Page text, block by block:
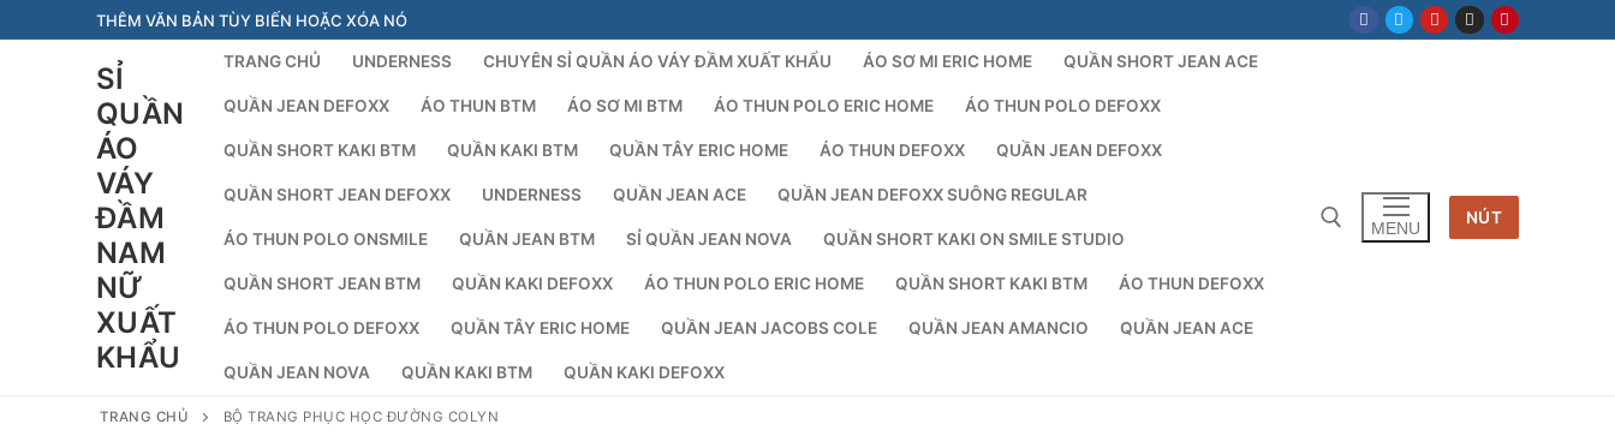
đến
THÊM VĂN BẢN TÙY BIẾN HOẶC XÓA NÓ
SỈ
QUẦN
ÁO
VÁY
ĐẦM
NAM
NỮ
XUẤT
KHẨU
TRANG CHỦ UNDERNESS CHUYÊN SỈ QUẦN ÁO VÁY ĐẦM XUẤT KHẨU ÁO SƠ MI ERIC HOME QUẦN SHORT JEAN ACE
QUẦN JEAN DEFOXX ÁO THUN BTM ÁO SƠ MI BTM ÁO THUN POLO ERIC HOME ÁO THUN POLO DEFOXX
QUẦN SHORT KAKI BTM QUẦN KAKI BTM QUẦN TÂY ERIC HOME ÁO THUN DEFOXX QUẦN JEAN DEFOXX
QUẦN SHORT JEAN DEFOXX UNDERNESS QUẦN JEAN ACE QUẦN JEAN DEFOXX SUÔNG REGULAR
ÁO THUN POLO ONSMILE QUẦN JEAN BTM SỈ QUẦN JEAN NOVA QUẦN SHORT KAKI ON SMILE STUDIO
QUẦN SHORT JEAN BTM QUẦN KAKI DEFOXX ÁO THUN POLO ERIC HOME QUẦN SHORT KAKI BTM ÁO THUN DEFOXX
ÁO THUN POLO DEFOXX QUẦN TÂY ERIC HOME QUẦN JEAN JACOBS COLE QUẦN JEAN AMANCIO QUẦN JEAN ACE
QUẦN JEAN NOVA QUẦN KAKI BTM QUẦN KAKI DEFOXX
Tìm kiếm cho:
MENU
NÚT
TRANG CHỦ BỘ TRANG PHỤC HỌC ĐƯỜNG COLYN